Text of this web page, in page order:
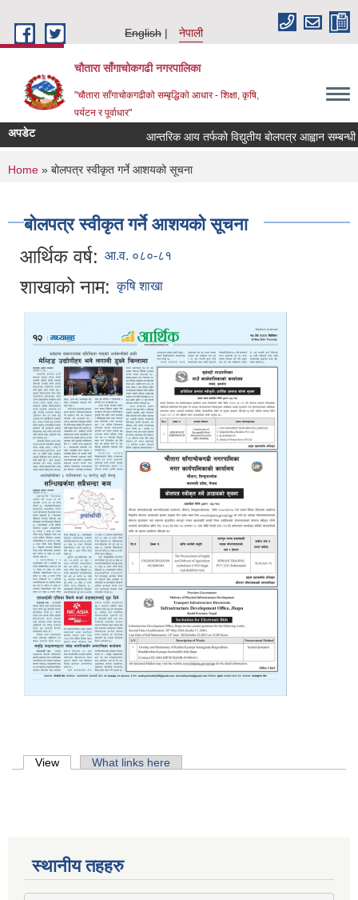
English
नेपाली
चौतारा साँगाचोकगढी नगरपालिका
"चौतारा साँगाचोकगढीको सम्बृद्धिको आधार - शिक्षा, कृषि,
पर्यटन र पूर्वाधार"
अपडेट आन्तरिक आय तर्फको विद्युतीय बोलपत्र आह्वान सम्बन्धी
You are here
Home » बोलपत्र स्वीकृत गर्ने आशयको सूचना
बोलपत्र स्वीकृत गर्ने आशयको सूचना
आर्थिक वर्ष: आ.व. ०८०-८१
शाखाको नाम: कृषि शाखा
Primary tabs
View (active tab)What links here
स्थानीय तहहरु